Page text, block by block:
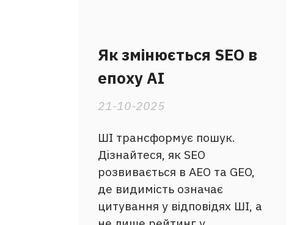
Як змінюється SEO в
епоху AI
21-10-2025
ШІ трансформує пошук.
Дізнайтеся, як SEO
розвивається в AEO та GEO,
де видимість означає
цитування у відповідях ШІ, а